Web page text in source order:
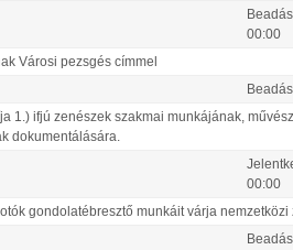
00:00
Városi pezsgés címmel
1.) ifjú zenészek szakmai munkájának,
dokumentálására.
00:00
gondolatébresztő munkáit várja nemzetközi